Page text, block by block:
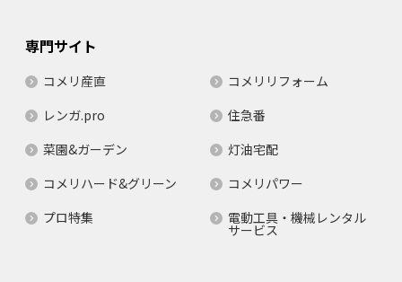
専門サイト
コメリ産直
コメリリフォーム
レンガ.pro
住急番
菜園&ガーデン
灯油宅配
コメリハード&グリーン
コメリパワー
プロ特集
電動工具・機械レンタル
サービス